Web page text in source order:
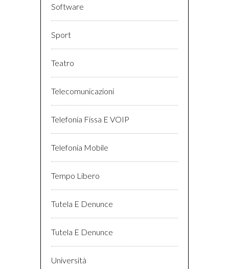
Software
Sport
Teatro
Telecomunicazioni
Telefonia Fissa E VOIP
Telefonia Mobile
Tempo Libero
Tutela E Denunce
Tutela E Denunce
Università